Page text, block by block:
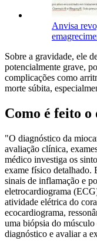
Anvisa
Sobre a gravidade, ele
potencialmente grave,
complicações como
morte súbita,
Como é feito o
"O diagnóstico da
avaliação clínica,
médico investiga os
exame físico detalhado.
sinais de inflamação e
eletrocardiograma
atividade elétrica do
ecocardiograma,
uma biópsia do
diagnóstico e avaliar a